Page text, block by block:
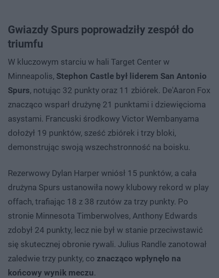
Gwiazdy Spurs poprowadziły zespół do
triumfu
W kluczowym starciu w hali Target Center w
Minneapolis, Stephon Castle był liderem San Antonio
Spurs, notując 32 punkty oraz 11 zbiórek. De'Aaron Fox
znacząco wsparł drużynę 21 punktami i dziewięcioma
asystami. Francuski środkowy Victor Wembanyama
dołożył 19 punktów, sześć zbiórek i trzy bloki,
demonstrując swoją wszechstronność na boisku.
Rezerwowy Dylan Harper wniósł 15 punktów, a cała
drużyna Spurs ustanowiła nowy klubowy rekord w play
offach, trafiając 18 z 38 rzutów za trzy punkty. Po
stronie Minnesota Timberwolves, Anthony Edwards
zdobył 24 punkty, lecz nie był w stanie przeciwstawić
się skutecznej obronie rywali. Julius Randle zanotował
zaledwie trzy punkty, co znacząco wpłynęło na
końcowy wynik meczu.